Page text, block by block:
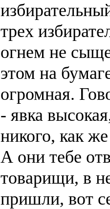
трех
огнем не
этом на
огромная.
- явка
никого, как
А они тебе
товарищи, в
пришли, вот